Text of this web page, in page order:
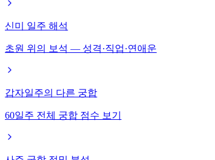
신미 일주 해석
초원 위의 보석 — 성격·직업·연애운
갑자일주의 다른 궁합
60일주 전체 궁합 점수 보기